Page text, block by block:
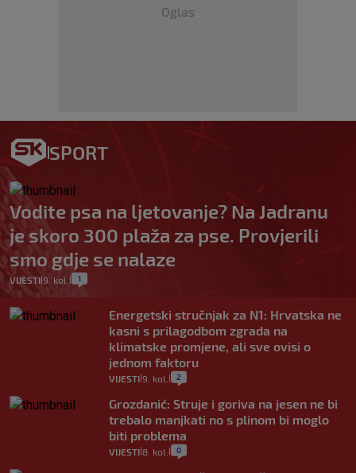
Oglas
SPORT
Vodite psa na ljetovanje? Na Jadranu
je skoro 300 plaža za pse. Provjerili
smo gdje se nalaze
VIJESTI|9. kol. 1
Energetski stručnjak za N1: Hrvatska ne
kasni s prilagodbom zgrada na
klimatske promjene, ali sve ovisi o
jednom faktoru
VIJESTI 9. kol. 2
Grozdanić: Struje i goriva na jesen ne bi
trebalo manjkati no s plinom bi moglo
biti problema
VIJESTI 8. kol. 0